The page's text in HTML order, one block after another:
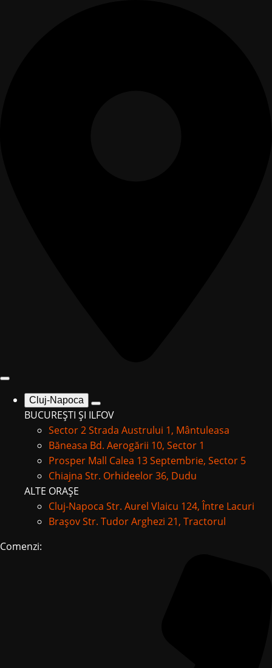
Cluj-Napoca
BUCUREȘTI ȘI ILFOV
Sector 2Strada Austrului 1, Mântuleasa
Băneasa Bd. Aerogării 10, Sector 1
Prosper Mall Calea 13 Septembrie, Sector 5
Chiajna Str. Orhideelor 36, Dudu
ALTE ORAȘE
Cluj-Napoca Str. Aurel Vlaicu 124, Între Lacuri
BrașovStr. Tudor Arghezi 21, Tractorul
Comenzi: